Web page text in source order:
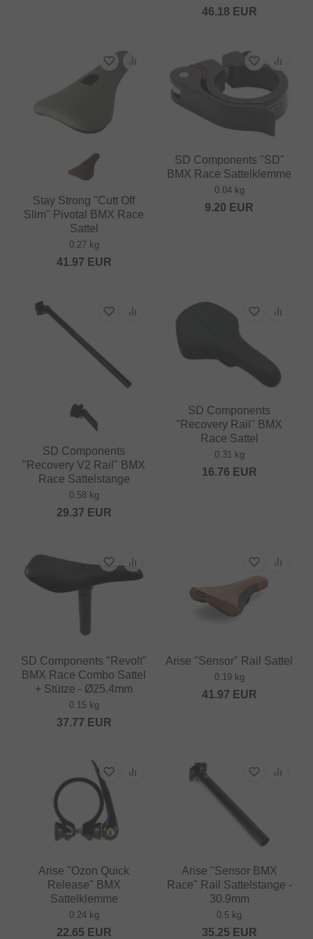
46.18 EUR
Stay Strong "Cutt Off
Slim" Pivotal BMX Race
Sattel
0.27 kg
41.97 EUR
SD Components "SD"
BMX Race Sattelklemme
0.04 kg
9.20 EUR
SD Components
"Recovery V2 Rail" BMX
Race Sattelstange
0.58 kg
29.37 EUR
SD Components
"Recovery Rail" BMX
Race Sattel
0.31 kg
16.76 EUR
SD Components "Revolt"
BMX Race Combo Sattel
+ Stütze - Ø25.4mm
0.15 kg
37.77 EUR
Arise "Sensor" Rail Sattel
0.19 kg
41.97 EUR
Arise "Ozon Quick
Release" BMX
Sattelklemme
0.24 kg
22.65 EUR
Arise "Sensor BMX
Race" Rail Sattelstange -
30.9mm
0.5 kg
35.25 EUR